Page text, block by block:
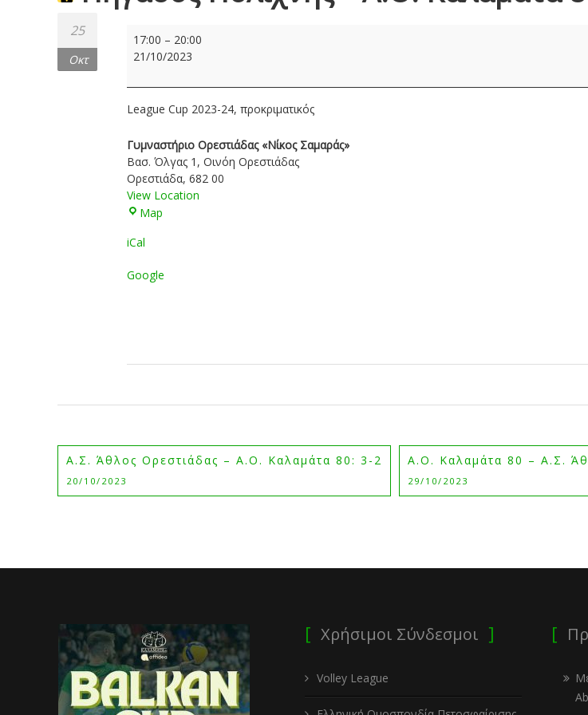
25
Οκτ
Πήγασος
Πολίχνης
80:
2
17:00 – 20:00
21/10/2023
League Cup 2023-24, προκριματικός
Γυμναστήριο Ορεστιάδας «Νίκος Σαμαράς»
Βασ. Όλγας 1 Οινόη Ορεστιάδας
Ορεστιάδα, 682 00
View Location
Map
iCal
Google
Α.Σ. Άθλος Ορεστιάδας – Α.Ο. Καλαμάτα 80: 3-2
20/10/2023
Α.Ο. Καλαμάτα 80 – Α.Σ.
29/10/2023
Χρήσιμοι Σύνδεσμοι
Volley League